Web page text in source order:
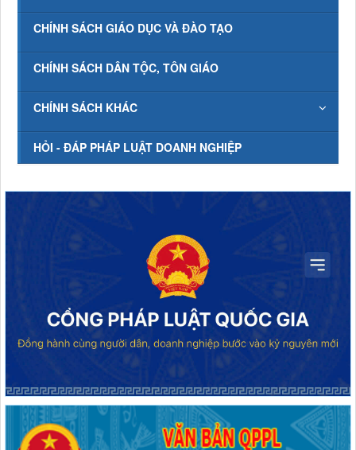
CHÍNH SÁCH GIÁO DỤC VÀ ĐÀO TẠO
CHÍNH SÁCH DÂN TỘC, TÔN GIÁO
CHÍNH SÁCH KHÁC
HỎI - ĐÁP PHÁP LUẬT DOANH NGHIỆP